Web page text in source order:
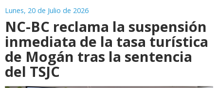
Lunes, 20 de Julio de 2026
NC-BC reclama la suspensión
inmediata de la tasa turística
de Mogán tras la sentencia
del TSJC